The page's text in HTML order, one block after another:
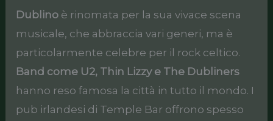
Dublino è rinomata per la sua vivace scena
musicale, che abbraccia vari generi, ma è
particolarmente celebre per il rock celtico.
Band come U2, Thin Lizzy e The Dubliners
hanno reso famosa la città in tutto il mondo. I
pub irlandesi di Temple Bar offrono spesso